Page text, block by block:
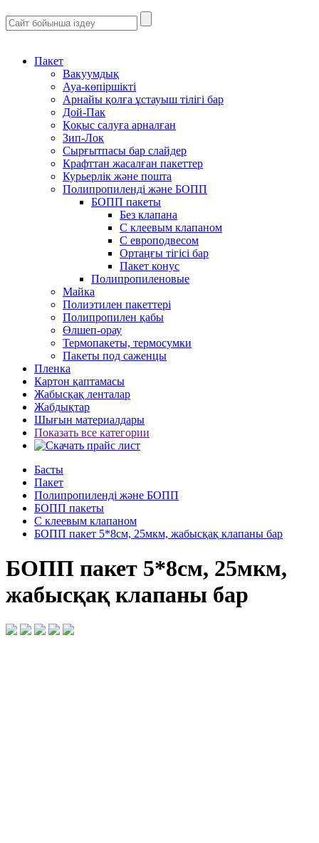
Пакет
Вакуумдық
Ауа-көпіршікті
Арнайы қолға ұстауыш тілігі бар
Дой-Пак
Қоқыс салуға арналған
Зип-Лок
Сырғытпасы бар слайдер
Крафттан жасалған пакеттер
Курьерлік және пошта
Полипропиленді және БОПП
БОПП пакеты
Без клапана
С клеевым клапаном
С европодвесом
Ортаңғы тігісі бар
Пакет конус
Полипропиленовые
Майка
Полиэтилен пакеттері
Полипропилен қабы
Өлшеп-орау
Термопакеты, термосумки
Пакеты под саженцы
Пленка
Картон қаптамасы
Жабысқақ ленталар
Жабдықтар
Шығын материалдары
Показать все категории
Басты
Пакет
Полипропиленді және БОПП
БОПП пакеты
С клеевым клапаном
БОПП пакет 5*8см, 25мкм, жабысқақ клапаны бар
БОПП пакет 5*8см, 25мкм,
жабысқақ клапаны бар